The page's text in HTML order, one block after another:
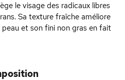
le visage des radicaux libres
Sa texture fraîche améliore
et son fini non gras en fait